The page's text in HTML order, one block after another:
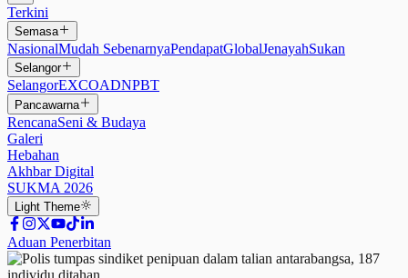
Terkini
Semasa
NasionalMudah SebenarnyaPendapatGlobalJenayahSukan
Selangor
SelangorEXCOADNPBT
Pancawarna
RencanaSeni & Budaya
Galeri
Hebahan
Akhbar Digital
SUKMA 2026
Light Theme
Aduan Penerbitan